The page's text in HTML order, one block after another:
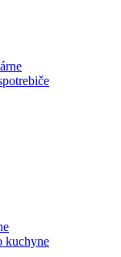
kuchyne